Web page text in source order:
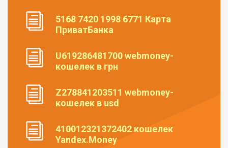
5168 7420 1998 6771 Карта
ПриватБанка
U619286481700 webmoney-
кошелек в грн
Z278841203511 webmoney-
кошелек в usd
410012321372402 кошелек
Yandex.Money